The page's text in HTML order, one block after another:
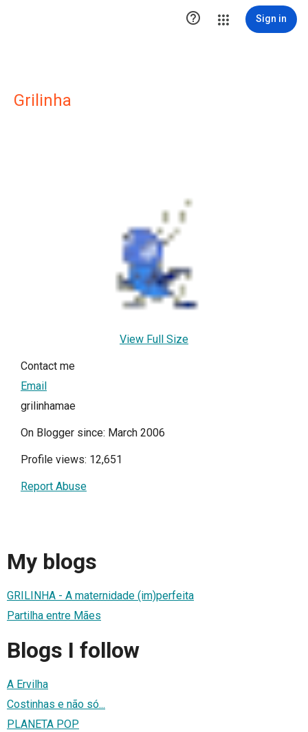
 Sign in
Grilinha
View Full Size
Contact me
Email
grilinhamae
On Blogger since: March 2006
Profile views: 12,651
Report Abuse
My blogs
GRILINHA - A maternidade (im)perfeita
Partilha entre Mães
Blogs I follow
A Ervilha
Costinhas e não só...
PLANETA POP